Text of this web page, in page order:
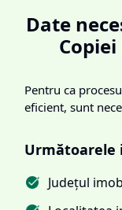
Date
Pentru ca
eficient, sunt
Următoarele
Județul